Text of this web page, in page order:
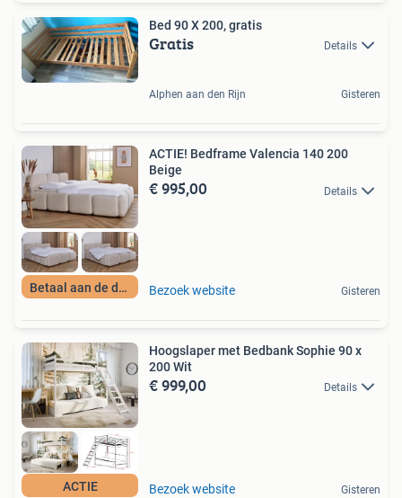
Bed 90 X 200, gratis
Gratis Details
Alphen aan den Rijn Gisteren
Betaal aan de deur
ACTIE! Bedframe Valencia 140 200
Beige
€ 995,00 Details
Bezoek website Gisteren
ACTIE
Hoogslaper met Bedbank Sophie 90 x
200 Wit
€ 999,00 Details
Bezoek website Gisteren